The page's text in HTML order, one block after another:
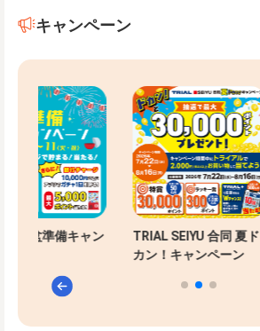
キャンペーン
お盆準備キャン
TRIAL SEIYU 合同 夏ド
カン！キャンペーン